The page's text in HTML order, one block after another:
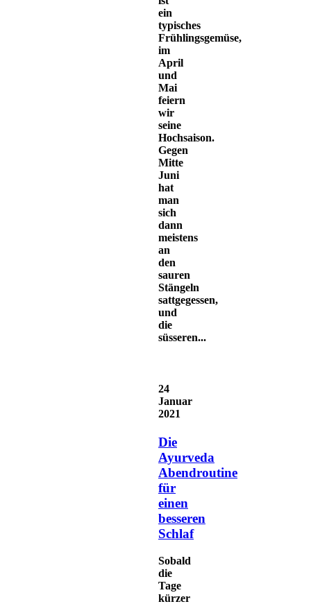
ein
typisches
Frühlingsgemüse,
im
April
und
Mai
feiern
wir
seine
Hochsaison.
Gegen
Mitte
Juni
hat
man
sich
dann
meistens
an
den
sauren
Stängeln
sattgegessen,
und
die
süsseren...
24
Januar
2021
Die
Ayurveda
Abendroutine
für
einen
besseren
Schlaf
Sobald
die
Tage
kürzer